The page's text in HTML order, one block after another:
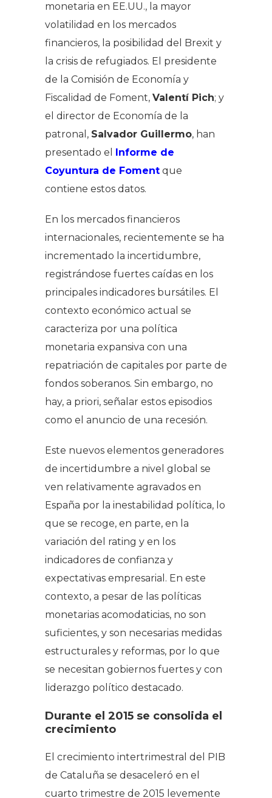
monetaria en EE.UU., la mayor
volatilidad en los mercados
financieros, la posibilidad del Brexit y
la crisis de refugiados. El presidente
de la Comisión de Economía y
Fiscalidad de Foment, Valentí Pich; y
el director de Economía de la
patronal, Salvador Guillermo, han
presentado el
Informe de
Coyuntura de Foment que
contiene estos datos.
En los mercados financieros
internacionales, recientemente se ha
incrementado la incertidumbre,
registrándose fuertes caídas en los
principales indicadores bursátiles. El
contexto económico actual se
caracteriza por una política
monetaria expansiva con una
repatriación de capitales por parte de
fondos soberanos. Sin embargo, no
hay, a priori, señalar estos episodios
como el anuncio de una recesión.
Este nuevos elementos generadores
de incertidumbre a nivel global se
ven relativamente agravados en
España por la inestabilidad política, lo
que se recoge, en parte, en la
variación del rating y en los
indicadores de confianza y
expectativas empresarial. En este
contexto, a pesar de las políticas
monetarias acomodaticias, no son
suficientes, y son necesarias medidas
estructurales y reformas, por lo que
se necesitan gobiernos fuertes y con
liderazgo político destacado.
Durante el 2015 se consolida el
crecimiento
El crecimiento intertrimestral del PIB
de Cataluña se desaceleró en el
cuarto trimestre de 2015 levemente